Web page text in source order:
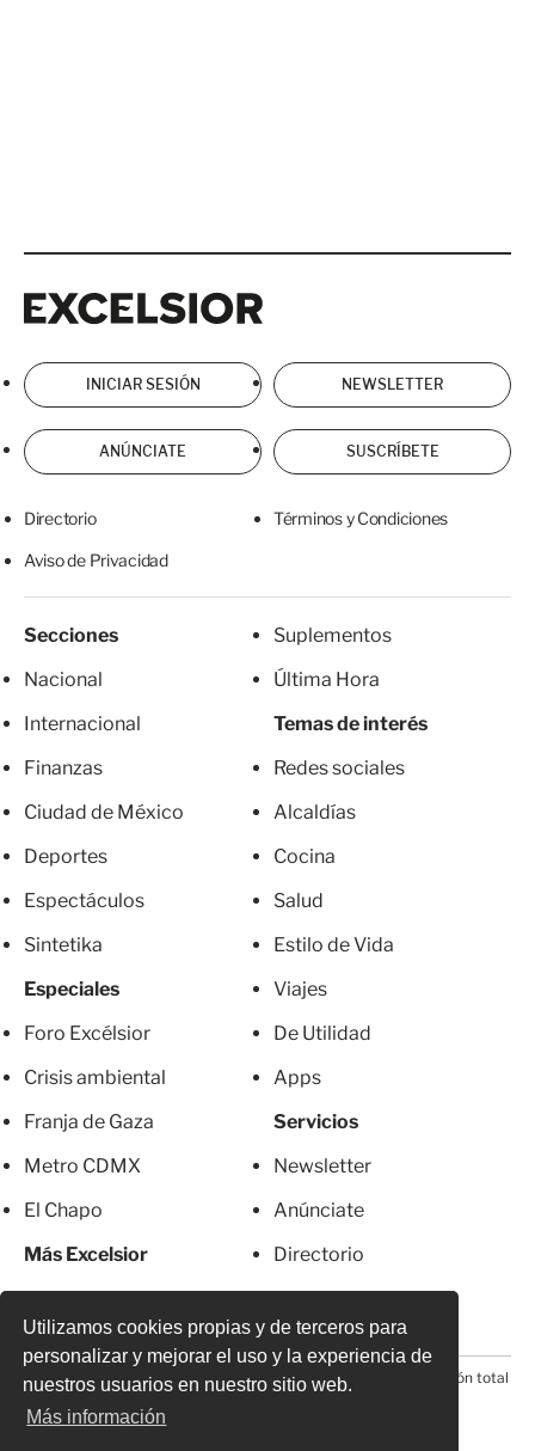
Utilizamos cookies propias y de terceros para
personalizar y mejorar el uso y la experiencia de
nuestros usuarios en nuestro sitio web.
Más información
INICIAR SESIÓN NEWSLETTER
ANÚNCIATE SUSCRÍBETE
Directorio Términos y Condiciones
Aviso de Privacidad
Secciones
Nacional
Internacional
Finanzas
Ciudad de México
Deportes
Espectáculos
Sintetika
Especiales
Foro Excélsior
Crisis ambiental
Franja de Gaza
Metro CDMX
El Chapo
Más Excelsior
Suplementos
Última Hora
Temas de interés
Redes sociales
Alcaldías
Cocina
Salud
Estilo de Vida
Viajes
De Utilidad
Apps
Servicios
Newsletter
Anúnciate
Directorio
© 2026 Todos los derechos reservados. Prohibida la reproducción total
o parcial, incluyendo cualquier medio electrónico*